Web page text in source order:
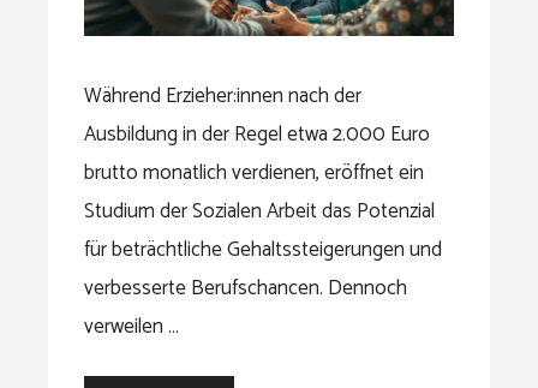
Während Erzieher:innen nach der
Ausbildung in der Regel etwa 2.000 Euro
brutto monatlich verdienen, eröffnet ein
Studium der Sozialen Arbeit das Potenzial
für beträchtliche Gehaltssteigerungen und
verbesserte Berufschancen. Dennoch
verweilen …